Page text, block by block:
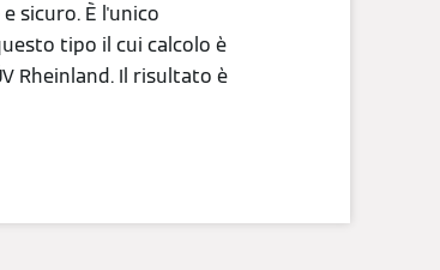
sicuro. È l'unico
tipo il cui calcolo è
Rheinland. Il risultato è